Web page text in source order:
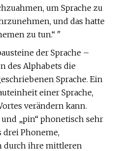
um Sprache zu
und das hatte
zu tun.“ "
​​der Sprache –
des Alphabets die
Sprache. Ein
einer Sprache,
verändern kann.
„pin“ phonetisch sehr
Phoneme,
durch ihre mittleren